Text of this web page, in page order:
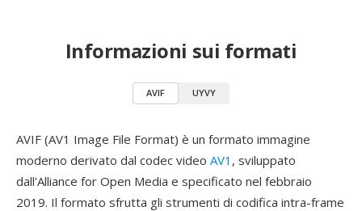
Informazioni sui formati
AVIF UYVY
AVIF (AV1 Image File Format) è un formato immagine
moderno derivato dal codec video AV1 , sviluppato
dall'Alliance for Open Media e specificato nel febbraio
2019. Il formato sfrutta gli strumenti di codifica intra-frame